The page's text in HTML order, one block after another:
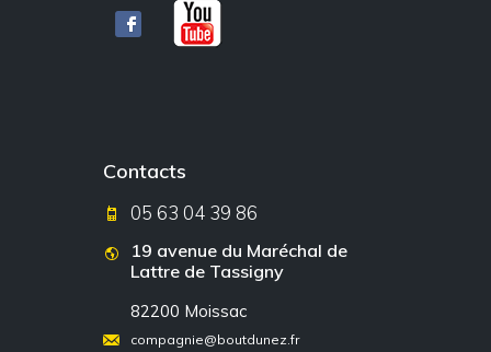
Contacts
05 63 04 39 86
19 avenue du Maréchal de
Lattre de Tassigny
82200 Moissac
compagnie@boutdunez.fr